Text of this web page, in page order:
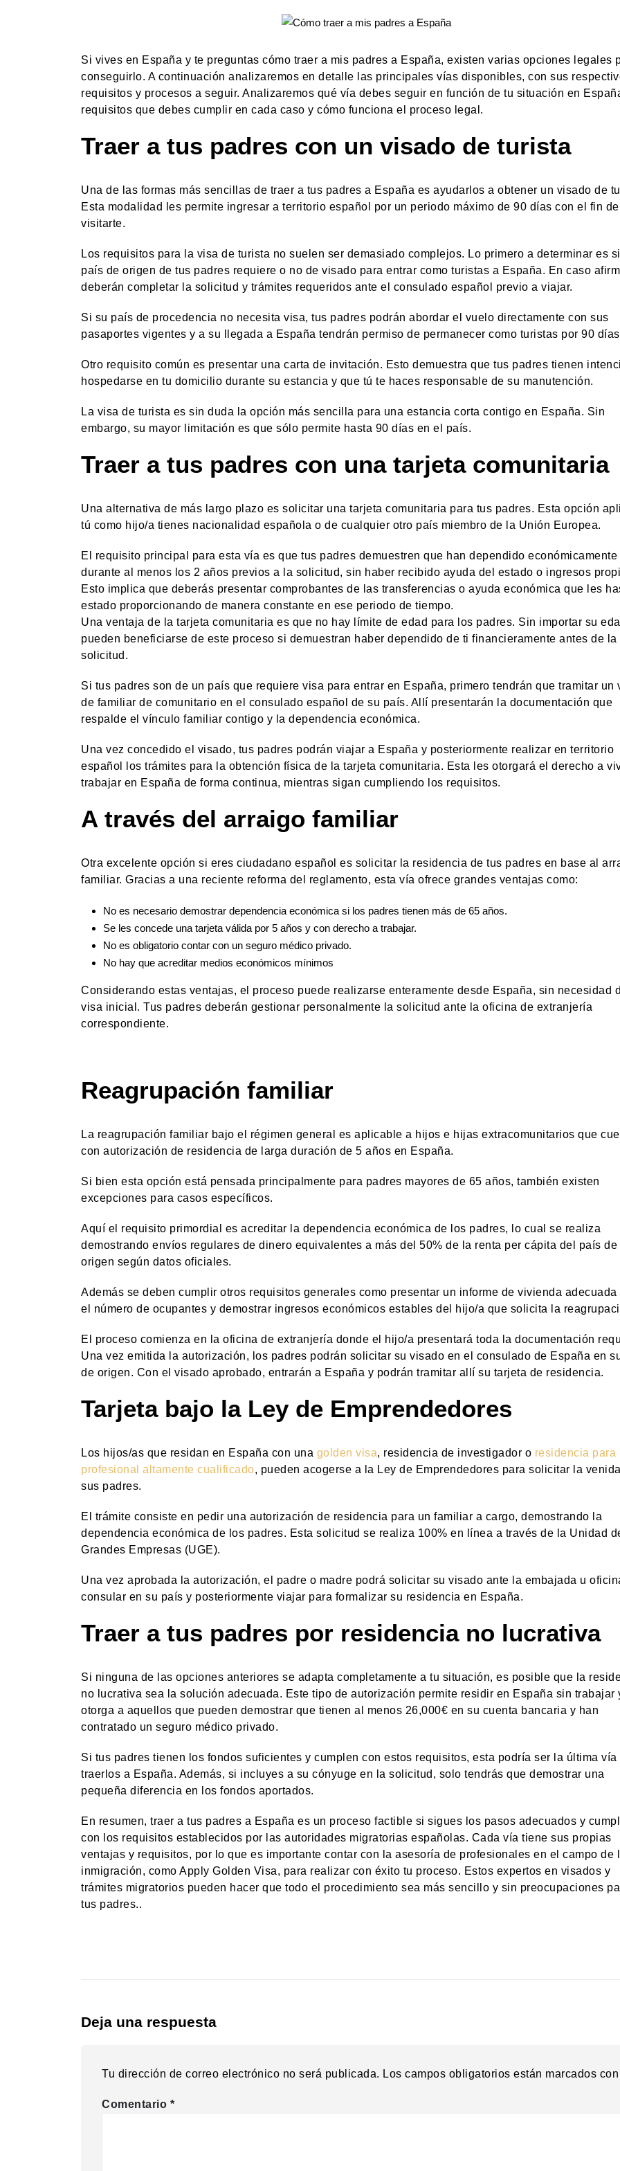
Si vives en España y te preguntas cómo traer a mis padres a España, existen varias opciones legales
conseguirlo. A continuación analizaremos en detalle las principales vías disponibles, con sus
requisitos y procesos a seguir. Analizaremos qué vía debes seguir en función de tu situación en
requisitos que debes cumplir en cada caso y cómo funciona el proceso legal.
Traer a tus padres con un visado de turista
Una de las formas más sencillas de traer a tus padres a España es ayudarlos a obtener un visado de
Esta modalidad les permite ingresar a territorio español por un periodo máximo de 90 días con el fin de
visitarte.
Los requisitos para la visa de turista no suelen ser demasiado complejos. Lo primero a determinar es si
país de origen de tus padres requiere o no de visado para entrar como turistas a España. En caso
deberán completar la solicitud y trámites requeridos ante el consulado español previo a viajar.
Si su país de procedencia no necesita visa, tus padres podrán abordar el vuelo directamente con sus
pasaportes vigentes y a su llegada a España tendrán permiso de permanecer como turistas por 90
Otro requisito común es presentar una carta de invitación. Esto demuestra que tus padres tienen
hospedarse en tu domicilio durante su estancia y que tú te haces responsable de su manutención.
La visa de turista es sin duda la opción más sencilla para una estancia corta contigo en España. Sin
embargo, su mayor limitación es que sólo permite hasta 90 días en el país.
Traer a tus padres con una tarjeta comunitaria
Una alternativa de más largo plazo es solicitar una tarjeta comunitaria para tus padres. Esta opción
tú como hijo/a tienes nacionalidad española o de cualquier otro país miembro de la Unión Europea.
El requisito principal para esta vía es que tus padres demuestren que han dependido económicamente
durante al menos los 2 años previos a la solicitud, sin haber recibido ayuda del estado o ingresos
Esto implica que deberás presentar comprobantes de las transferencias o ayuda económica que les
estado proporcionando de manera constante en ese periodo de tiempo.
Una ventaja de la tarjeta comunitaria es que no hay límite de edad para los padres. Sin importar su
pueden beneficiarse de este proceso si demuestran haber dependido de ti financieramente antes de la
solicitud.
Si tus padres son de un país que requiere visa para entrar en España, primero tendrán que tramitar un
de familiar de comunitario en el consulado español de su país. Allí presentarán la documentación que
respalde el vínculo familiar contigo y la dependencia económica.
Una vez concedido el visado, tus padres podrán viajar a España y posteriormente realizar en territorio
español los trámites para la obtención física de la tarjeta comunitaria. Esta les otorgará el derecho a
trabajar en España de forma continua, mientras sigan cumpliendo los requisitos.
A través del arraigo familiar
Otra excelente opción si eres ciudadano español es solicitar la residencia de tus padres en base al
familiar. Gracias a una reciente reforma del reglamento, esta vía ofrece grandes ventajas como:
No es necesario demostrar dependencia económica si los padres tienen más de 65 años.
Se les concede una tarjeta válida por 5 años y con derecho a trabajar.
No es obligatorio contar con un seguro médico privado.
No hay que acreditar medios económicos mínimos
Considerando estas ventajas, el proceso puede realizarse enteramente desde España, sin necesidad
visa inicial. Tus padres deberán gestionar personalmente la solicitud ante la oficina de extranjería
correspondiente.
Reagrupación familiar
La reagrupación familiar bajo el régimen general es aplicable a hijos e hijas extracomunitarios que
con autorización de residencia de larga duración de 5 años en España.
Si bien esta opción está pensada principalmente para padres mayores de 65 años, también existen
excepciones para casos específicos.
Aquí el requisito primordial es acreditar la dependencia económica de los padres, lo cual se realiza
demostrando envíos regulares de dinero equivalentes a más del 50% de la renta per cápita del país de
origen según datos oficiales.
Además se deben cumplir otros requisitos generales como presentar un informe de vivienda adecuada
el número de ocupantes y demostrar ingresos económicos estables del hijo/a que solicita la
El proceso comienza en la oficina de extranjería donde el hijo/a presentará toda la documentación
Una vez emitida la autorización, los padres podrán solicitar su visado en el consulado de España en
de origen. Con el visado aprobado, entrarán a España y podrán tramitar allí su tarjeta de residencia.
Tarjeta bajo la Ley de Emprendedores
Los hijos/as que residan en España con una golden visa, residencia de investigador o residencia para
profesional altamente cualificado, pueden acogerse a la Ley de Emprendedores para solicitar la
sus padres.
El trámite consiste en pedir una autorización de residencia para un familiar a cargo, demostrando la
dependencia económica de los padres. Esta solicitud se realiza 100% en línea a través de la Unidad
Grandes Empresas (UGE).
Una vez aprobada la autorización, el padre o madre podrá solicitar su visado ante la embajada u
consular en su país y posteriormente viajar para formalizar su residencia en España.
Traer a tus padres por residencia no lucrativa
Si ninguna de las opciones anteriores se adapta completamente a tu situación, es posible que la
no lucrativa sea la solución adecuada. Este tipo de autorización permite residir en España sin trabajar
otorga a aquellos que pueden demostrar que tienen al menos 26,000€ en su cuenta bancaria y han
contratado un seguro médico privado.
Si tus padres tienen los fondos suficientes y cumplen con estos requisitos, esta podría ser la última vía
traerlos a España. Además, si incluyes a su cónyuge en la solicitud, solo tendrás que demostrar una
pequeña diferencia en los fondos aportados.
En resumen, traer a tus padres a España es un proceso factible si sigues los pasos adecuados y
con los requisitos establecidos por las autoridades migratorias españolas. Cada vía tiene sus propias
ventajas y requisitos, por lo que es importante contar con la asesoría de profesionales en el campo de
inmigración, como Apply Golden Visa, para realizar con éxito tu proceso. Estos expertos en visados y
trámites migratorios pueden hacer que todo el procedimiento sea más sencillo y sin preocupaciones
tus padres..
Deja una respuesta
Tu dirección de correo electrónico no será publicada. Los campos obligatorios están marcados con
Comentario *